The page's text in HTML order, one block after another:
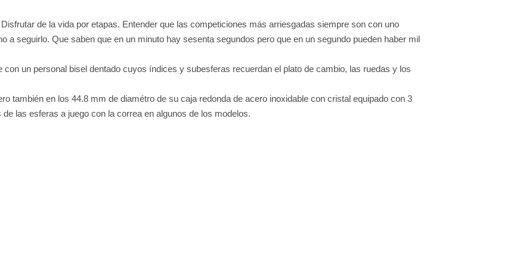
de la vida por etapas. Entender que las competiciones más arriesgadas siempre son con uno
a seguirlo. Que saben que en un minuto hay sesenta segundos pero que en un segundo pueden haber mil
un personal bisel dentado cuyos índices y subesferas recuerdan el plato de cambio, las ruedas y los
también en los 44.8 mm de diamétro de su caja redonda de acero inoxidable con cristal equipado con 3
las esferas a juego con la correa en algunos de los modelos.